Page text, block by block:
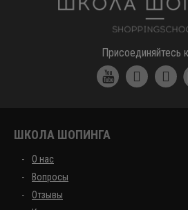
Присоединяйтесь
ШКОЛА ШОПИНГА
О нас
Вопросы
Отзывы